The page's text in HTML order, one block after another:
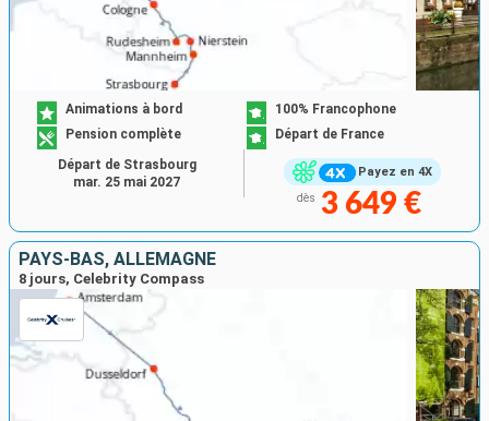
Payez en 4X
Animations à bord
100% Francophone
Pension complète
Départ de France
dès 3 649 €
Départ de Strasbourg
mar. 25 mai 2027
PAYS-BAS, ALLEMAGNE
8 jours, Celebrity Compass